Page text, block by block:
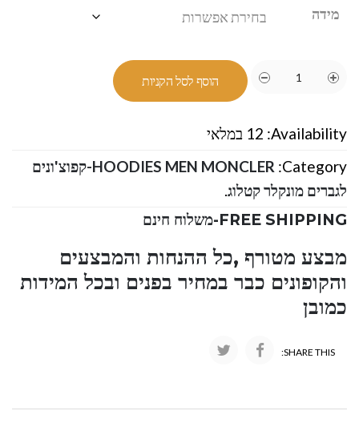
מידה
הוסף לסל הקניות
Availability: 12 במלאי
Category:
HOODIES MEN MONCLER-קפוצ'ונים
לגברים מונקלר קטלוג.
FREE SHIPPING-משלוח חינם
מבצע מטורף ,כל ההנחות והמבצעים
והקופונים כבר במחיר בפנים ובכל המידות
כמובן
SHARE THIS: